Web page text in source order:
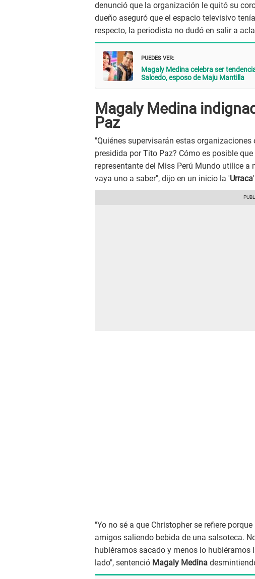
denunció que la organización le quitó su
dueño aseguró que el espacio televisivo
respecto, la periodista no dudó en salir a
PUEDES VER:
Magaly Medina celebra ser
Salcedo, esposo de Maju Mantilla
Magaly Medina
Paz
"Quiénes supervisarán estas
presidida por Tito Paz? Cómo es posible
representante del Miss Perú Mundo utilice
vaya uno a saber", dijo en un inicio la 'Urraca
"Yo no sé a que Christopher se refiere
amigos saliendo bebida de una salsoteca.
hubiéramos sacado y menos lo
lado", sentenció Magaly Medina